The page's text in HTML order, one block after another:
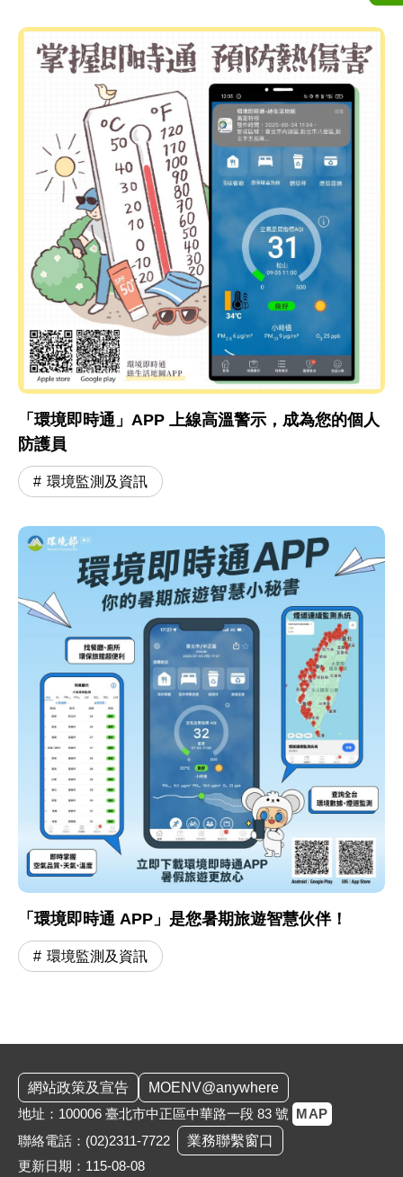
「環境即時通」APP 上線高溫警示，成為您的個人
防護員
環境監測及資訊
「環境即時通 APP」是您暑期旅遊智慧伙伴！
環境監測及資訊
網站政策及宣告
MOENV@anywhere
地址：100006 臺北市中正區中華路一段 83 號 MAP
聯絡電話： (02)2311-7722
業務聯繫窗口
更新日期：115-08-08